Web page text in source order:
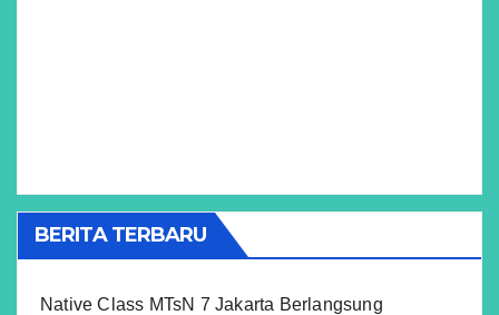
BERITA TERBARU
Native Class MTsN 7 Jakarta Berlangsung